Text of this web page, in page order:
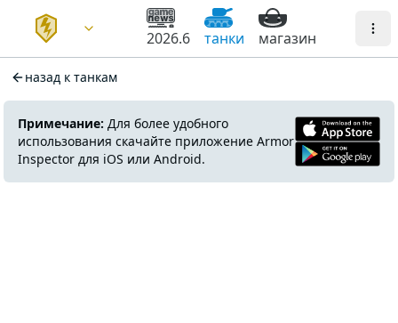
2026.6 танки магазин
назад к танкам
Примечание: Для более удобного
использования скачайте приложение Armor
Inspector для iOS или Android.